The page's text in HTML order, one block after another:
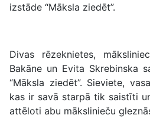
izstāde “Māksla ziedēt”.
Divas rēzeknietes,
Bakāne un Evita Skrebinska
“Māksla ziedēt”. Sieviete,
kas ir savā starpā tik saistīti
attēloti abu mākslinieču